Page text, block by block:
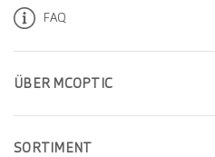
ÜBER MCOPTIC
Termin buchen
Filiale finden
SORTIMENT
FAQ